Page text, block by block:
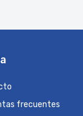
frecuentes